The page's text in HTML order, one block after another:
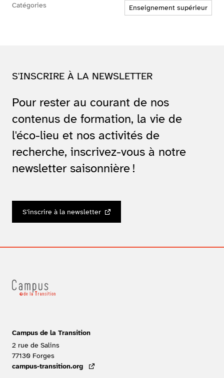
Catégories Enseignement supérieur
S'INSCRIRE À LA NEWSLETTER
Pour rester au courant de nos
contenus de formation, la vie de
l'éco-lieu et nos activités de
recherche, inscrivez-vous à notre
newsletter saisonnière !
S’inscrire à la newsletter
Campus de la Transition
2 rue de Salins
77130 Forges
campus-transition.org
- lien externe